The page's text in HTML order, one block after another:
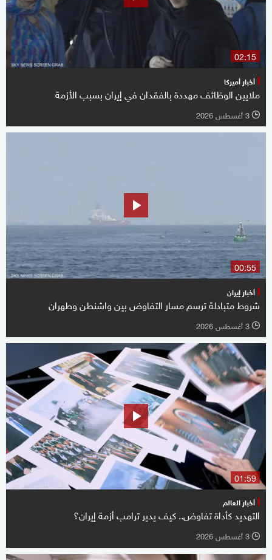
02:15
أخبار أميركا
ملايين الوظائف مهددة بالفقدان في إيران بسبب الأزمة
l 3 أغسطس 2026
00:55
أخبار إيران
شروط متبادلة ترسم مسار التفاوض بين واشنطن وطهران
l 3 أغسطس 2026
01:59
أخبار العالم
التهديد كأداة تفاوض.. كيف يدير ترامب أزمة إيران؟
l 3 أغسطس 2026